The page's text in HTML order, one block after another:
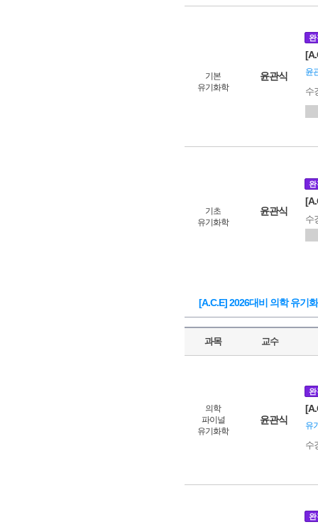
기본
유기화학
윤관식
완
윤
수
기초
유기화학
윤관식
완
수
[A.C.E] 2026대비 의학 유기
과목 교수
의학
파이널
유기화학
윤관식
완
유
수
완